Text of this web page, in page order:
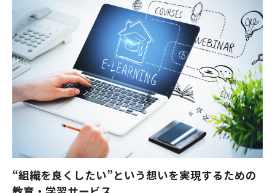
“組織を良くしたい”という想いを実現するための